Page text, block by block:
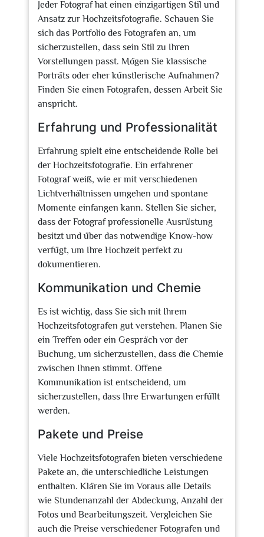
Jeder Fotograf hat einen einzigartigen Stil und
Ansatz zur Hochzeitsfotografie. Schauen Sie
sich das Portfolio des Fotografen an, um
sicherzustellen, dass sein Stil zu Ihren
Vorstellungen passt. Mögen Sie klassische
Porträts oder eher künstlerische Aufnahmen?
Finden Sie einen Fotografen, dessen Arbeit Sie
anspricht.
Erfahrung und Professionalität
Erfahrung spielt eine entscheidende Rolle bei
der Hochzeitsfotografie. Ein erfahrener
Fotograf weiß, wie er mit verschiedenen
Lichtverhältnissen umgehen und spontane
Momente einfangen kann. Stellen Sie sicher,
dass der Fotograf professionelle Ausrüstung
besitzt und über das notwendige Know-how
verfügt, um Ihre Hochzeit perfekt zu
dokumentieren.
Kommunikation und Chemie
Es ist wichtig, dass Sie sich mit Ihrem
Hochzeitsfotografen gut verstehen. Planen Sie
ein Treffen oder ein Gespräch vor der
Buchung, um sicherzustellen, dass die Chemie
zwischen Ihnen stimmt. Offene
Kommunikation ist entscheidend, um
sicherzustellen, dass Ihre Erwartungen erfüllt
werden.
Pakete und Preise
Viele Hochzeitsfotografen bieten verschiedene
Pakete an, die unterschiedliche Leistungen
enthalten. Klären Sie im Voraus alle Details
wie Stundenanzahl der Abdeckung, Anzahl der
Fotos und Bearbeitungszeit. Vergleichen Sie
auch die Preise verschiedener Fotografen und